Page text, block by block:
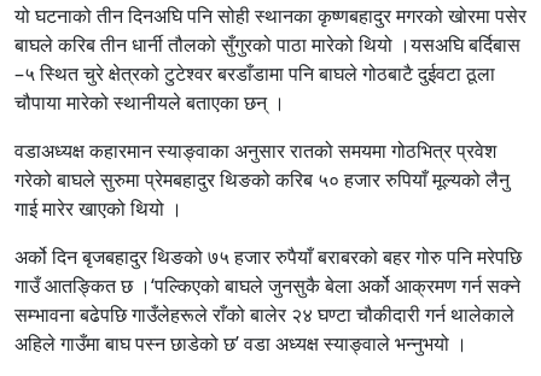
यो घटनाको तीन दिनअघि पनि सोही स्थानका कृष्णबहादुर मगरको खोरमा पसेर
बाघले करिब तीन धार्नी तौलको सुँगुरको पाठा मारेको थियो ।यसअघि बर्दिबास
–५ स्थित चुरे क्षेत्रको टुटेश्वर बरडाँडामा पनि बाघले गोठबाटै दुईवटा ठूला
चौपाया मारेको स्थानीयले बताएका छन् ।
वडाअध्यक्ष कहारमान स्याङ्वाका अनुसार रातको समयमा गोठभित्र प्रवेश
गरेको बाघले सुरुमा प्रेमबहादुर थिङको करिब ५० हजार रुपियाँ मूल्यको लैनु
गाई मारेर खाएको थियो ।
अर्को दिन बृजबहादुर थिङको ७५ हजार रुपैयाँ बराबरको बहर गोरु पनि मरेपछि
गाउँ आतङ्कित छ ।‘पल्किएको बाघले जुनसुकै बेला अर्को आक्रमण गर्न सक्ने
सम्भावना बढेपछि गाउँलेहरूले राँको बालेर २४ घण्टा चौकीदारी गर्न थालेकाले
अहिले गाउँमा बाघ पस्न छाडेको छ’ वडा अध्यक्ष स्याङ्वाले भन्नुभयो ।